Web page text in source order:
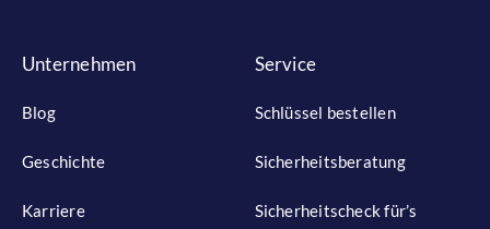
Unternehmen
Blog
Geschichte
Karriere
Service
Schlüssel bestellen
Sicherheitsberatung
Sicherheitscheck für’s